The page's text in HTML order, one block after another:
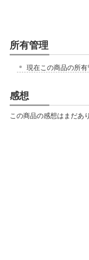
所有管理
現在この商品の所有
感想
この商品の感想はまだあ